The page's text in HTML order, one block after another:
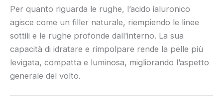
Per quanto riguarda le rughe, l’acido ialuronico
agisce come un filler naturale, riempiendo le linee
sottili e le rughe profonde dall’interno. La sua
capacità di idratare e rimpolpare rende la pelle più
levigata, compatta e luminosa, migliorando l’aspetto
generale del volto.